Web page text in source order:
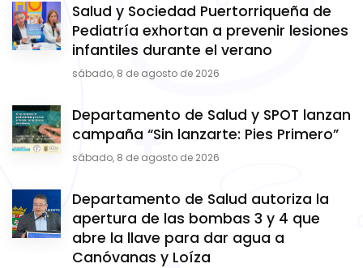
Salud y Sociedad Puertorriqueña de
Pediatría exhortan a prevenir lesiones
infantiles durante el verano
sábado, 8 de agosto de 2026
Departamento de Salud y SPOT lanzan
campaña “Sin lanzarte: Pies Primero”
sábado, 8 de agosto de 2026
Departamento de Salud autoriza la
apertura de las bombas 3 y 4 que
abre la llave para dar agua a
Canóvanas y Loíza